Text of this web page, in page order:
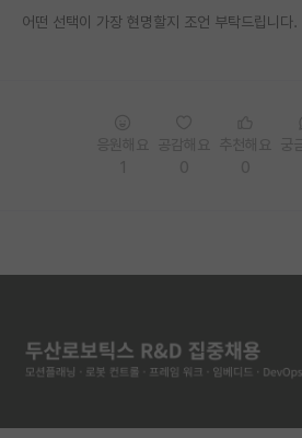
재팬라운지 🌸
어떤 선택이 가장 현명할지 조언 부탁드립니다.